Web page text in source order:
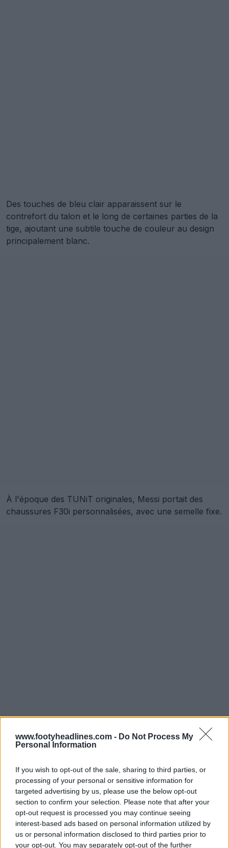
www.footyheadlines.com - Do Not Process My
Personal Information
If you wish to opt-out of the sale, sharing to third parties, or
processing of your personal or sensitive information for
targeted advertising by us, please use the below opt-out
section to confirm your selection. Please note that after your
opt-out request is processed you may continue seeing
interest-based ads based on personal information utilized by
us or personal information disclosed to third parties prior to
your opt-out. You may separately opt-out of the further
Des touches de bleu clair apparaissent sur le
contrefort du talon et le long de certaines parties de la
tige, ajoutant une subtile touche de couleur au design
principalement blanc.
À l'époque des TUNiT originales, Messi portait des
chaussures F30i personnalisées, avec une semelle fixe.